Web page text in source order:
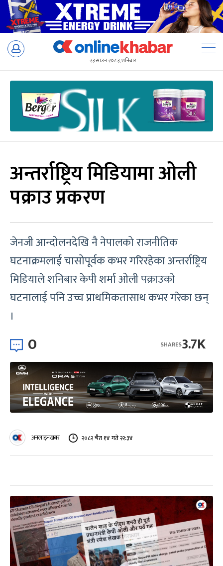
Skip
२३ साउन २०८३, शनिबार
अन्तर्राष्ट्रिय मिडियामा ओली
पक्राउ प्रकरण
जेनजी आन्दोलनदेखि नै नेपालको राजनीतिक
घटनाक्रमलाई चासोपूर्वक कभर गरिरहेका अन्तर्राष्ट्रिय
मिडियाले शनिबार केपी शर्मा ओली पक्राउको
घटनालाई पनि उच्च प्राथमिकतासाथ कभर गरेका छन्
।
0 3.7K
SHARES
अनलाइनखबर २०८२ चैत १४ गते २२:३४